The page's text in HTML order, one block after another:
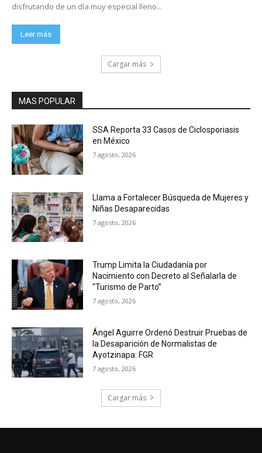
disfrutando de un día muy especial lleno...
Leer más
Cargar más
MAS POPULAR
SSA Reporta 33 Casos de Ciclosporiasis
en México
7 agosto, 2026
Llama a Fortalecer Búsqueda de Mujeres y
Niñas Desaparecidas
7 agosto, 2026
Trump Limita la Ciudadanía por
Nacimiento con Decreto al Señalarla de
“Turismo de Parto”
7 agosto, 2026
Ángel Aguirre Ordenó Destruir Pruebas de
la Desaparición de Normalistas de
Ayotzinapa: FGR
7 agosto, 2026
Cargar más